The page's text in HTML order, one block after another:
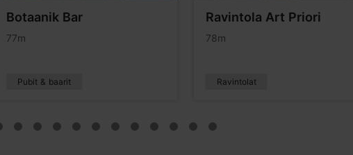
Botaanik Bar
77m
Pubit & baarit
Ravintola Art Priori
78m
Ravintolat